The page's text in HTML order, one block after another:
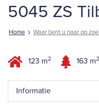
5045 ZS
Home Waar bent u naar op
123 m2 163 m2
Informatie